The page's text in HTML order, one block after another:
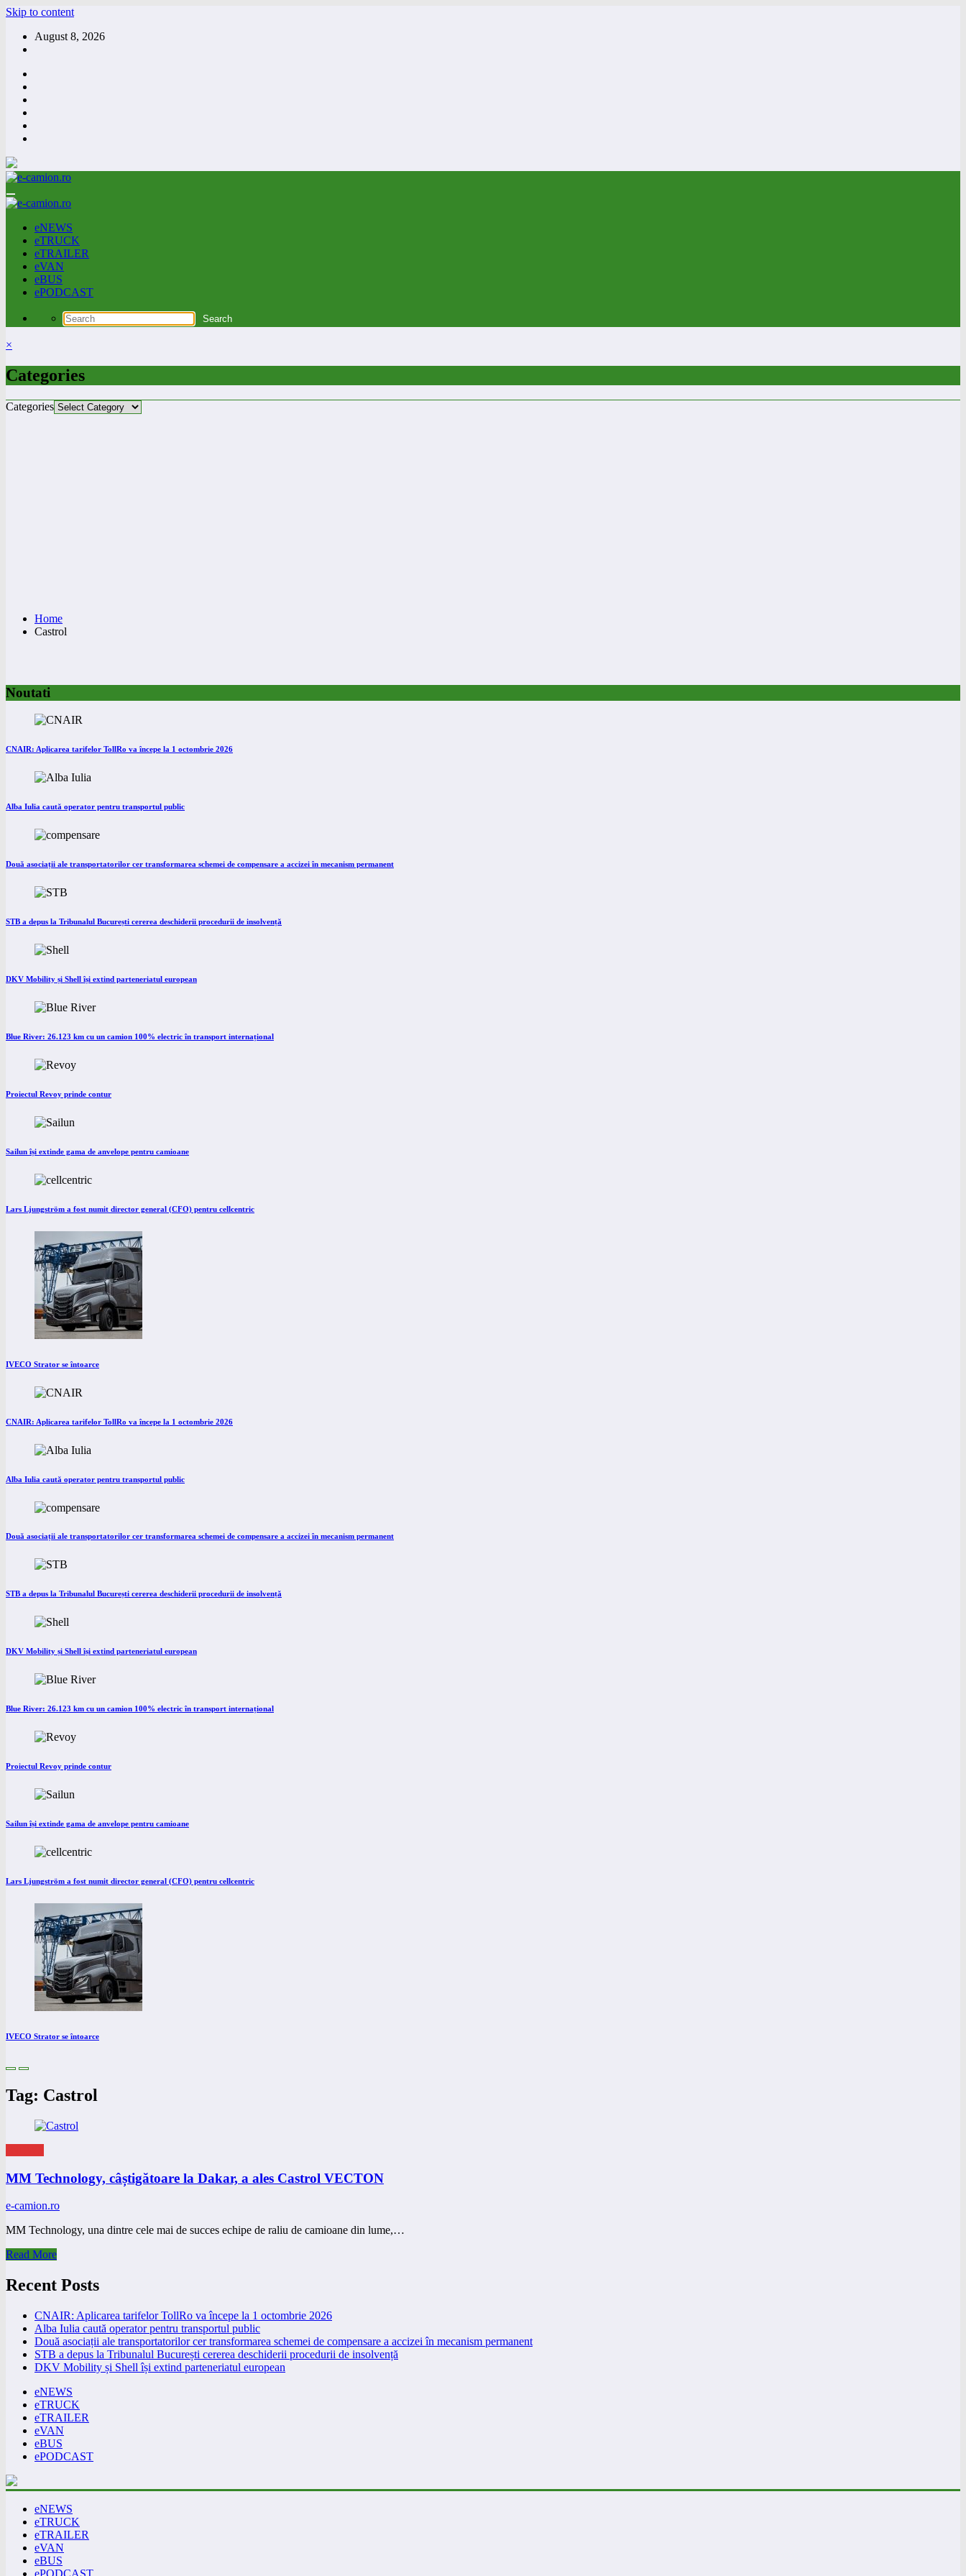
Skip to content
August 8, 2026
eNEWS
eTRUCK
eTRAILER
eVAN
eBUS
ePODCAST
×
Categories
Categories
Home
Castrol
Noutati
CNAIR: Aplicarea tarifelor TollRo va începe la 1 octombrie 2026
Alba Iulia caută operator pentru transportul public
Două asociații ale transportatorilor cer transformarea schemei de compensare a accizei în mecanism permanent
STB a depus la Tribunalul București cererea deschiderii procedurii de insolvență
DKV Mobility și Shell își extind parteneriatul european
Blue River: 26.123 km cu un camion 100% electric în transport internațional
Proiectul Revoy prinde contur
Sailun își extinde gama de anvelope pentru camioane
Lars Ljungström a fost numit director general (CFO) pentru cellcentric
IVECO Strator se întoarce
CNAIR: Aplicarea tarifelor TollRo va începe la 1 octombrie 2026
Alba Iulia caută operator pentru transportul public
Două asociații ale transportatorilor cer transformarea schemei de compensare a accizei în mecanism permanent
STB a depus la Tribunalul București cererea deschiderii procedurii de insolvență
DKV Mobility și Shell își extind parteneriatul european
Blue River: 26.123 km cu un camion 100% electric în transport internațional
Proiectul Revoy prinde contur
Sailun își extinde gama de anvelope pentru camioane
Lars Ljungström a fost numit director general (CFO) pentru cellcentric
IVECO Strator se întoarce
Tag: Castrol
MM Technology, câștigătoare la Dakar, a ales Castrol VECTON
e-camion.ro
MM Technology, una dintre cele mai de succes echipe de raliu de camioane din lume,…
Read More
Recent Posts
CNAIR: Aplicarea tarifelor TollRo va începe la 1 octombrie 2026
Alba Iulia caută operator pentru transportul public
Două asociații ale transportatorilor cer transformarea schemei de compensare a accizei în mecanism permanent
STB a depus la Tribunalul București cererea deschiderii procedurii de insolvență
DKV Mobility și Shell își extind parteneriatul european
eNEWS
eTRUCK
eTRAILER
eVAN
eBUS
ePODCAST
eNEWS
eTRUCK
eTRAILER
eVAN
eBUS
ePODCAST